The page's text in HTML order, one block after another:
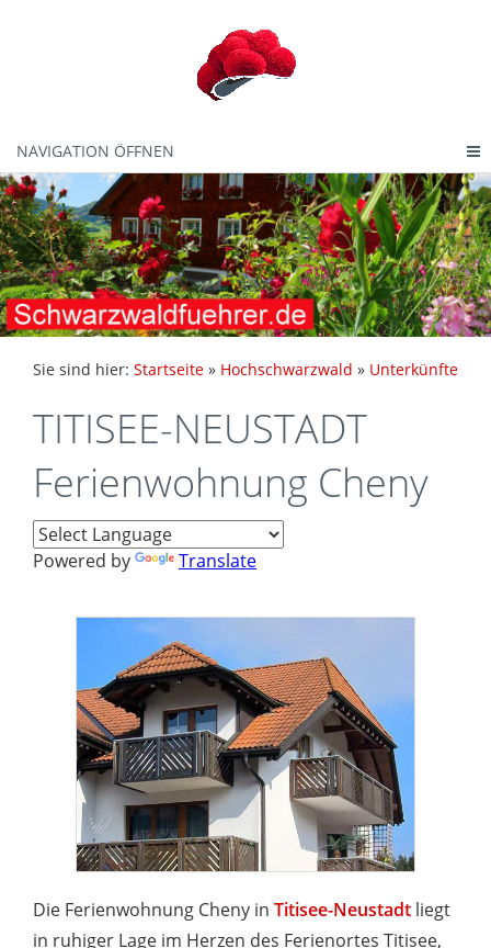
NAVIGATION ÖFFNEN
Sie sind hier: Startseite » Hochschwarzwald » Unterkünfte
TITISEE-NEUSTADT
Ferienwohnung Cheny
Powered by Translate
Die Ferienwohnung Cheny in Titisee-Neustadt liegt
in ruhiger Lage im Herzen des Ferienortes Titisee,